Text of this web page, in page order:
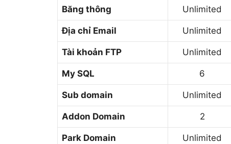
Băng thông Unlimited
Địa chỉ Email Unlimited
Tài khoản FTP Unlimited
My SQL 6
Sub domain Unlimited
Addon Domain 2
Park Domain Unlimited